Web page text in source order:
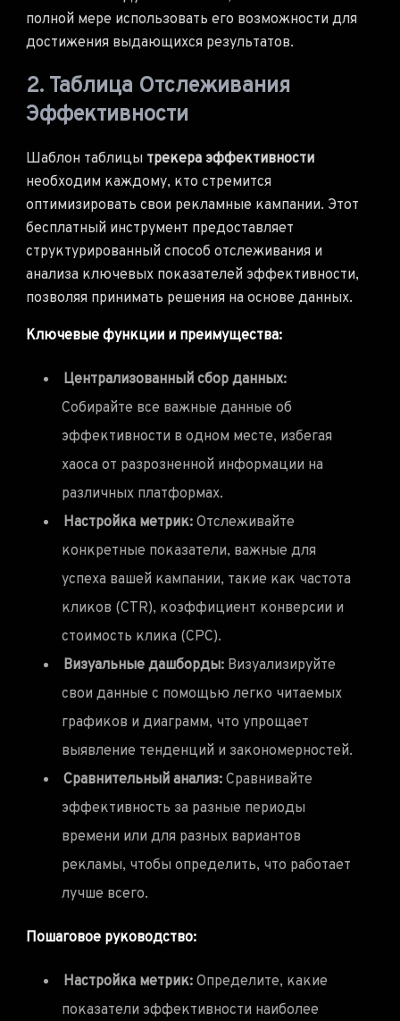
полной мере использовать его возможности для
достижения выдающихся результатов.
2. Таблица Отслеживания
Эффективности
Шаблон таблицы трекера эффективности
необходим каждому, кто стремится
оптимизировать свои рекламные кампании. Этот
бесплатный инструмент предоставляет
структурированный способ отслеживания и
анализа ключевых показателей эффективности,
позволяя принимать решения на основе данных.
Ключевые функции и преимущества:
Централизованный сбор данных:
Собирайте все важные данные об
эффективности в одном месте, избегая
хаоса от разрозненной информации на
различных платформах.
Настройка метрик: Отслеживайте
конкретные показатели, важные для
успеха вашей кампании, такие как частота
кликов (CTR), коэффициент конверсии и
стоимость клика (CPC).
Визуальные дашборды: Визуализируйте
свои данные с помощью легко читаемых
графиков и диаграмм, что упрощает
выявление тенденций и закономерностей.
Сравнительный анализ: Сравнивайте
эффективность за разные периоды
времени или для разных вариантов
рекламы, чтобы определить, что работает
лучше всего.
Пошаговое руководство:
Настройка метрик: Определите, какие
показатели эффективности наиболее